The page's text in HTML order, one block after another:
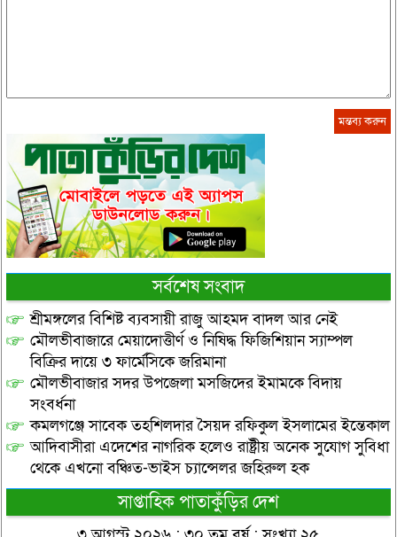
সর্বশেষ সংবাদ
শ্রীমঙ্গলের বিশিষ্ট ব্যবসায়ী রাজু আহমদ বাদল আর নেই
মৌলভীবাজারে মেয়াদোত্তীর্ণ ও নিষিদ্ধ ফিজিশিয়ান স্যাম্পল
বিক্রির দায়ে ৩ ফার্মেসিকে জরিমানা
মৌলভীবাজার সদর উপজেলা মসজিদের ইমামকে বিদায়
সংবর্ধনা
কমলগঞ্জে সাবেক তহশিলদার সৈয়দ রফিকুল ইসলামের ইন্তেকাল
আদিবাসীরা এদেশের নাগরিক হলেও রাষ্ট্রীয় অনেক সুযোগ সুবিধা
থেকে এখনো বঞ্চিত-ভাইস চ্যান্সেলর জহিরুল হক
সাপ্তাহিক পাতাকুঁড়ির দেশ